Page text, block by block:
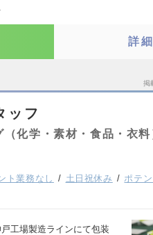
詳
掲
ッフ
化学・素材・食品・衣料
ト業務なし 土日祝休み
ポテ
工場製造ラインにて包装